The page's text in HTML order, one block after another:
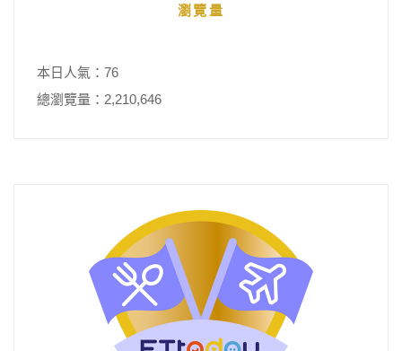
瀏覽量
本日人氣：76
總瀏覽量：2,210,646